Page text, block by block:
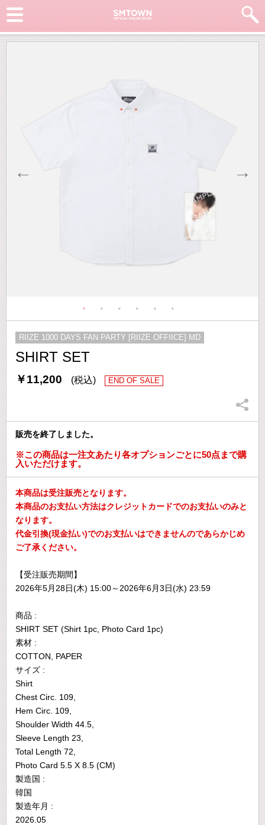
SHIRT SET
￥11,200 (税込) END OF SALE
RIIZE 1000 DAYS FAN PARTY [RIIZE OFFIICE] MD
販売を終了しました。
※この商品は一注文あたり各オプションごとに50点まで購
入いただけます。
本商品は受注販売となります。
本商品のお支払い方法はクレジットカードでのお支払いのみと
なります。
代金引換(現金払い)でのお支払いはできませんのであらかじめ
ご了承ください。
【受注販売期間】
2026年5月28日(木) 15:00～2026年6月3日(水) 23:59
商品 :
SHIRT SET (Shirt 1pc, Photo Card 1pc)
素材 :
COTTON, PAPER
サイズ :
Shirt
Chest Circ. 109,
Hem Circ. 109,
Shoulder Width 44.5,
Sleeve Length 23,
Total Length 72,
Photo Card 5.5 X 8.5 (CM)
製造国 :
韓国
製造年月 :
2026.05